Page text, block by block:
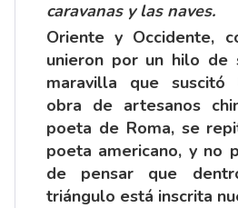
caravanas y las naves.
Oriente y Occidente,
unieron por un hilo de
maravilla que suscitó
obra de artesanos
poeta de Roma, se
poeta americano, y no
de pensar que
triángulo está inscrita